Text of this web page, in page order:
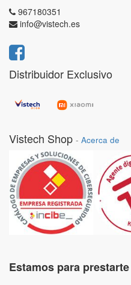
967180351
info@vistech.es
Distribuidor Exclusivo
Vistech Shop - Acerca de
Estamos para